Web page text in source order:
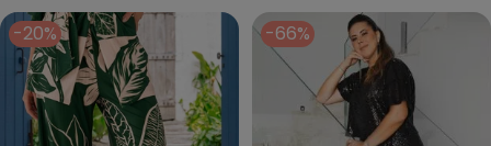
-20% -66%